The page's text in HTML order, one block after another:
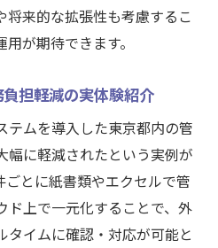
将来的な拡張性も考慮するこ
が期待できます。
担軽減の実体験紹介
テムを導入した東京都内の管
幅に軽減されたという実例が
ごとに紙書類やエクセルで管
ド上で一元化することで、外
タイムに確認・対応が可能と